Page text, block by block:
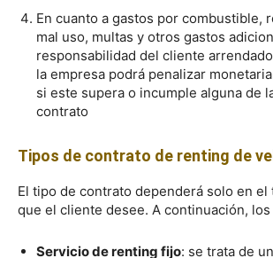
En cuanto a gastos por combustible,
mal uso, multas y otros gastos
responsabilidad del cliente
la empresa podrá penalizar
si este supera o incumple alguna de
contrato
Tipos de contrato de renting de
El tipo de contrato dependerá solo en
que el cliente desee. A continuación,
Servicio de renting fijo: se trata de